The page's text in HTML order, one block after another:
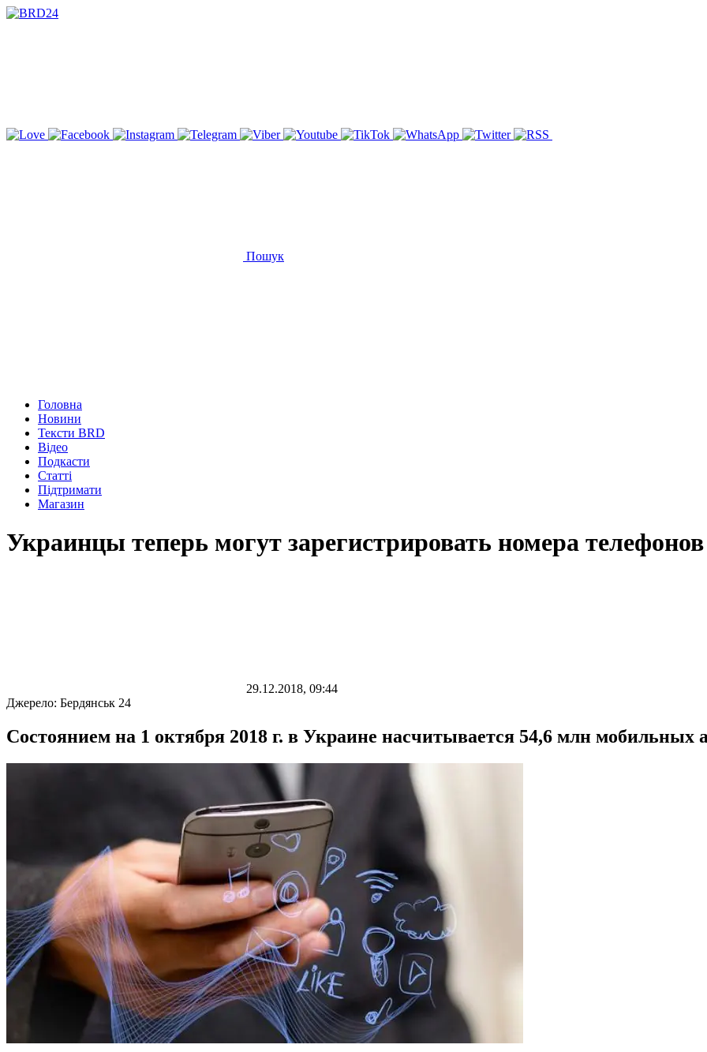
Пошук
Головна
Новини
Тексти BRD
Відео
Подкасти
Статті
Підтримати
Магазин
Украинцы теперь могут зарегистрировать номера
29.12.2018, 09:44
Джерело: Бердянськ 24
Состоянием на 1 октября 2018 г. в Украине насчитывается 54,6 млн мобильных